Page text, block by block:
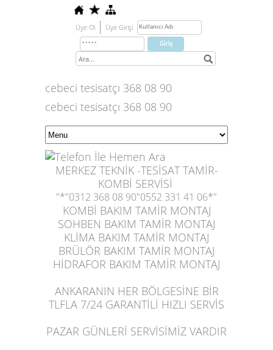
Üye Ol Üye Girişi
cebeci tesisatçı 368 08 90
cebeci tesisatçı 368 08 90
MERKEZ TEKNİK -TESİSAT TAMİR-
KOMBİ SERVİSİ
"*"0312 368 08 90"0552 331 41 06*"
KOMBİ BAKIM TAMİR MONTAJ
SOHBEN BAKIM TAMİR MONTAJ
KLİMA BAKIM TAMİR MONTAJ
BRÜLÖR BAKIM TAMİR MONTAJ
HİDRAFOR BAKIM TAMİR MONTAJ
ANKARANIN HER BÖLGESİNE BİR
TLFLA 7/24 GARANTİLİ HIZLI SERVİS
PAZAR GÜNLERİ SERVİSİMİZ VARDIR